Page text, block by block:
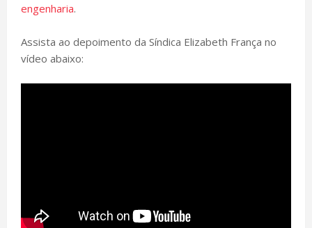
engenharia.
Assista ao depoimento da Síndica Elizabeth França no
vídeo abaixo: